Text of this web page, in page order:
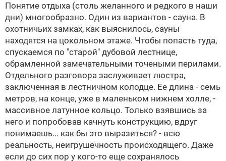
Понятие отдыха (столь желанного и редкого в наши
дни) многообразно. Один из вариантов - сауна. В
охотничьих замках, как выяснилось, сауны
находятся на цокольном этаже. Чтобы попасть туда,
спускаемся по "старой" дубовой лестнице,
обрамленной замечательными точеными перилами.
Отдельного разговора заслуживает люстра,
заключенная в лестничном колодце. Ее длина - семь
метров, на конце, уже в маленьком нижнем холле, -
массивное латунное кольцо. Только взявшись за
него и попробовав качнуть конструкцию, вдруг
понимаешь... как бы это выразиться? - всю
реальность, неигрушечность происходящего. Даже
если до сих пор у кого-то еще сохранялось